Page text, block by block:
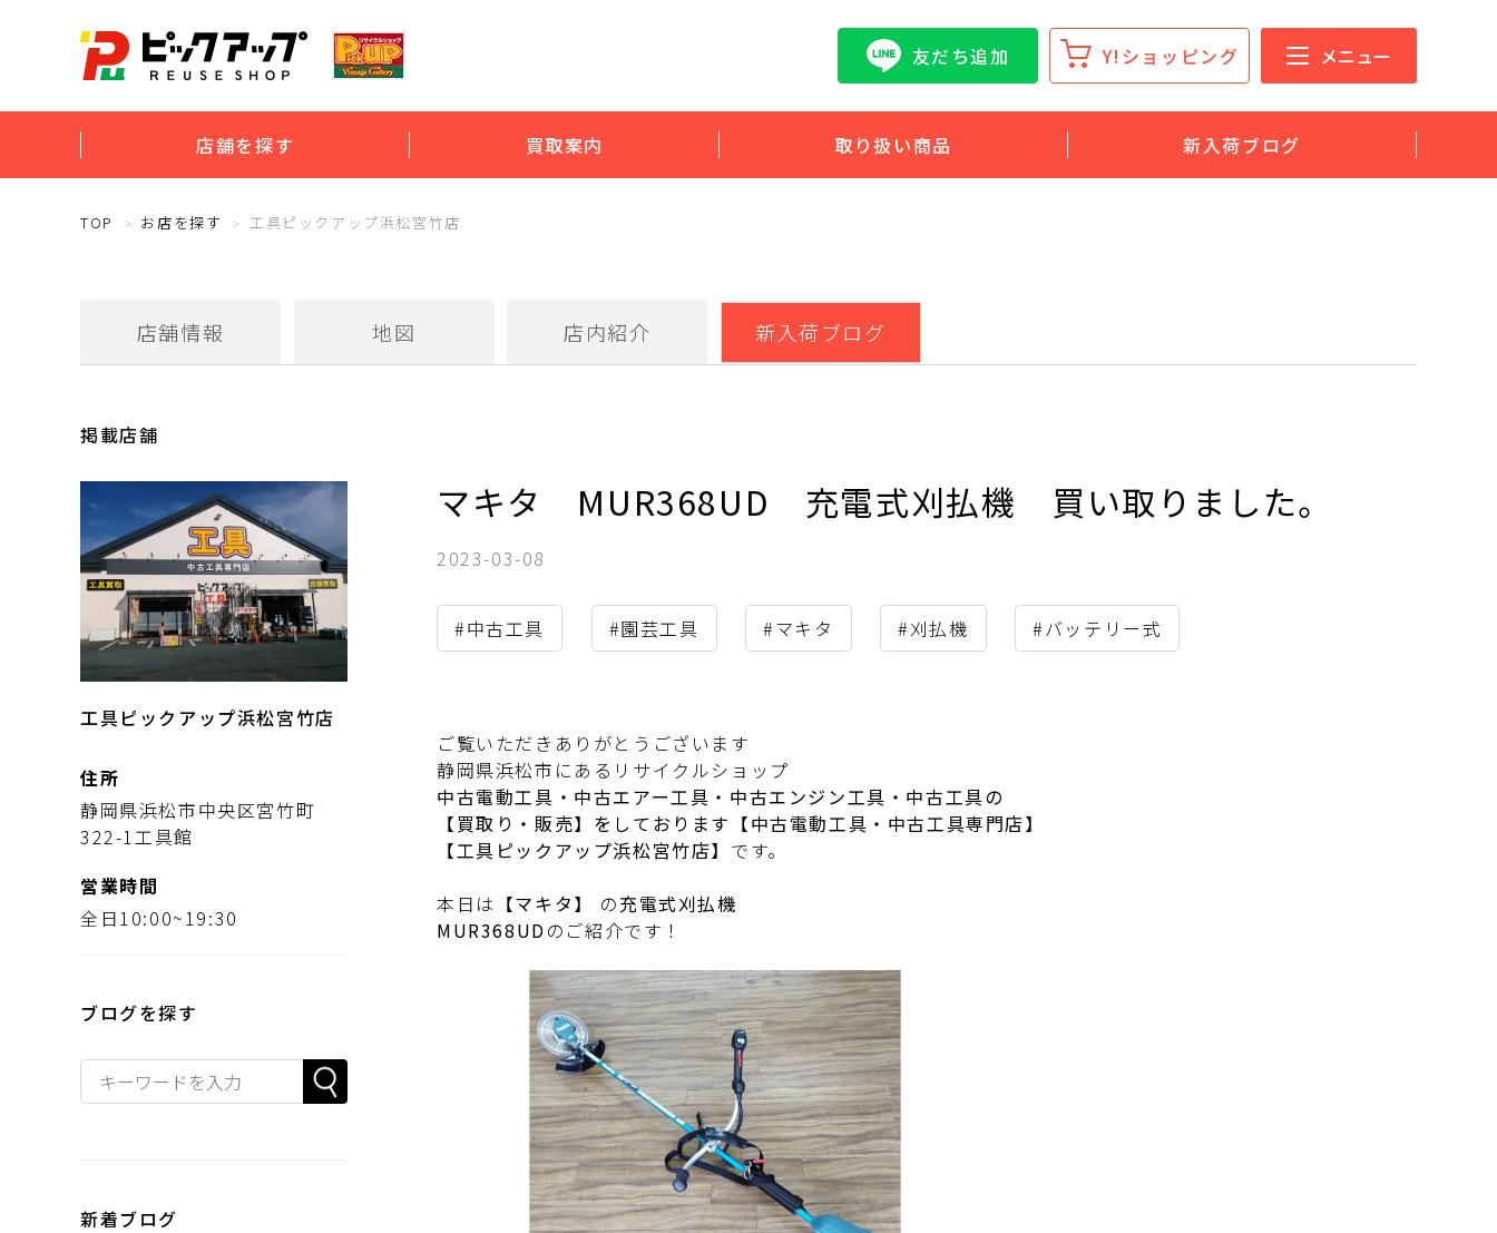
友だち追加 Y!ショッピング メニュー
店舗を探す 買取案内 取り扱い商品 新入荷ブログ
TOP お店を探す 工具ピックアップ浜松宮竹店
店舗情報 地図 店内紹介 新入荷ブログ
掲載店舗
工具ピックアップ浜松宮竹店
住所
静岡県浜松市中央区宮竹町
322-1工具館
営業時間
全日10:00~19:30
ブログを探す
新着ブログ
マキタ MUR368UD 充電式刈払機 買い取りました。
2023-03-08
#中古工具 #園芸工具 #マキタ #刈払機 #バッテリー式
ご覧いただきありがとうございます
静岡県浜松市にあるリサイクルショップ
中古電動工具・中古エアー工具・中古エンジン工具・中古工具の
【買取り・販売】をしております【中古電動工具・中古工具専門店】
【工具ピックアップ浜松宮竹店】 です。
本日は 【マキタ】 の充電式刈払機
MUR368UDのご紹介です！